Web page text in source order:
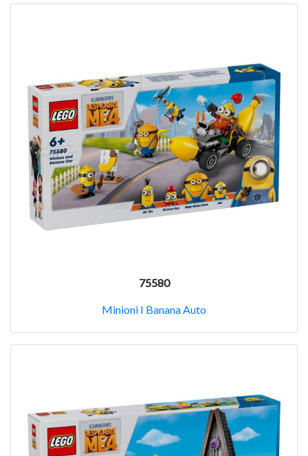
75580
Minioni I Banana Auto